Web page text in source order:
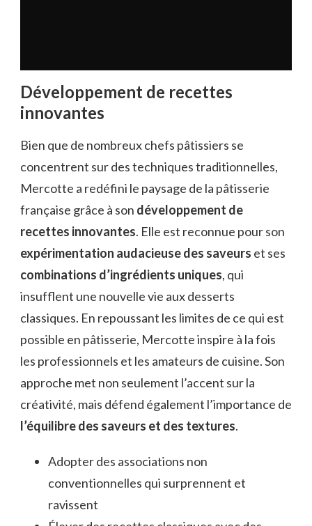
Développement de recettes
innovantes
Bien que de nombreux chefs pâtissiers se
concentrent sur des techniques traditionnelles,
Mercotte a redéfini le paysage de la pâtisserie
française grâce à son développement de
recettes innovantes. Elle est reconnue pour son
expérimentation audacieuse des saveurs et ses
combinations d’ingrédients uniques, qui
insufflent une nouvelle vie aux desserts
classiques. En repoussant les limites de ce qui est
possible en pâtisserie, Mercotte inspire à la fois
les professionnels et les amateurs de cuisine. Son
approche met non seulement l’accent sur la
créativité, mais défend également l’importance de
l’équilibre des saveurs et des textures.
Adopter des associations non
conventionnelles qui surprennent et
ravissent